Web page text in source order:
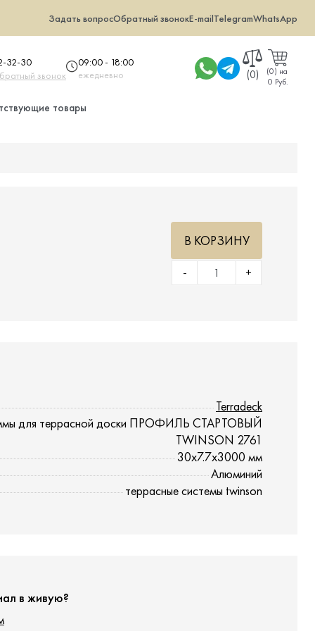
Задать вопросОбратный звонокE-mailTelegramWhatsApp
32-30
звонок
09:00 - 18:00
ежедневно
(0) (0) на
0 Руб.
товары
+
-
В КОРЗИНУ
Terradeck
для террасной доски ПРОФИЛЬ СТАРТОВЫЙ
TWINSON 2761
30x7.7x3000 мм
Алюминий
террасные системы twinson
в живую?